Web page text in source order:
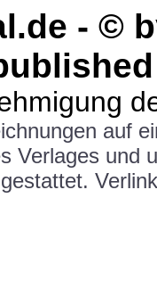
- ©
auf
Verlages und